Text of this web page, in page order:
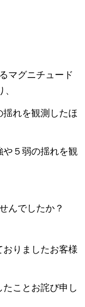
マグニチュード
れを観測したほ
５弱の揺れを観
んでしたか？
りましたお客様
ことお詫び申し